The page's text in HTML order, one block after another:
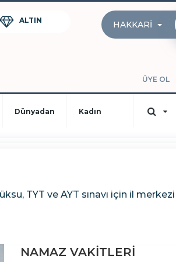
ALTIN HAKKARI
ÜYE OL
Dünyadan Kadın
TYT ve AYT sınavı için il
NAMAZ VAKİTLERİ